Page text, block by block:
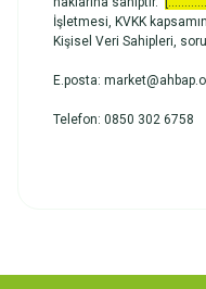
İşletmesi, KVKK
Kişisel Veri Sahipleri,
E.posta:
Telefon: 0850 302 6758